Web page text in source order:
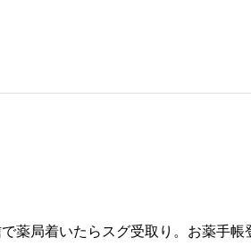
薬局着いたらスグ受取り。お薬手帳